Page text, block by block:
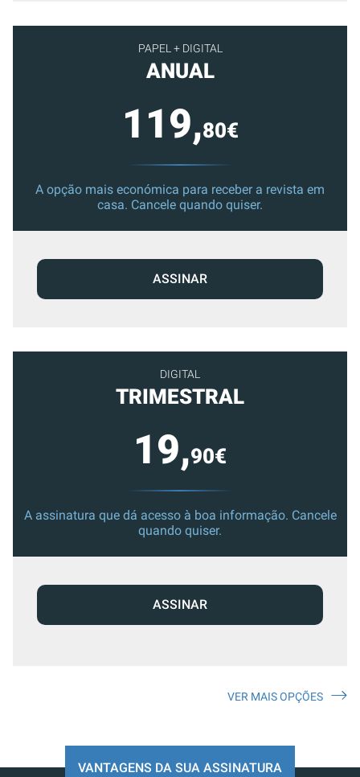
PAPEL + DIGITAL
ANUAL
119,80€
A opção mais económica para receber a revista em
casa. Cancele quando quiser.
ASSINAR
DIGITAL
TRIMESTRAL
19,90€
A assinatura que dá acesso à boa informação. Cancele
quando quiser.
ASSINAR
VER MAIS OPÇÕES
VANTAGENS DA SUA ASSINATURA